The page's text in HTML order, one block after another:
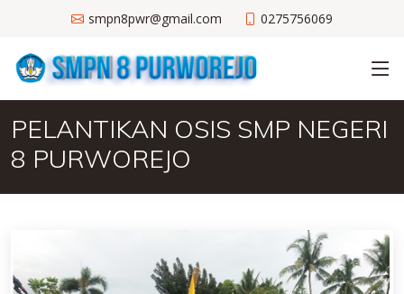
smpn8pwr@gmail.com 0275756069
PELANTIKAN OSIS SMP NEGERI
8 PURWOREJO